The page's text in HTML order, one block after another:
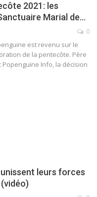
2021: les
Marial de…
0
est revenu sur le
de la pentecôte. Père
Info, la décision
leurs forces